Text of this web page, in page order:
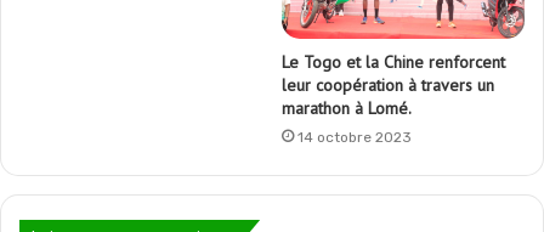
Le Togo et la Chine renforcent
leur coopération à travers un
marathon à Lomé.
14 octobre 2023